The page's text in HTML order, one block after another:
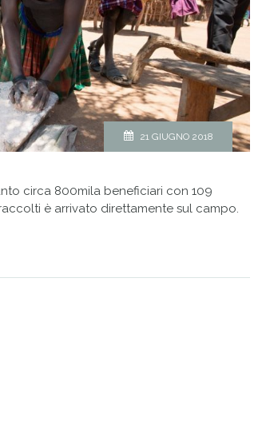
21 GIUGNO 2018
circa 800mila beneficiari con 109
è arrivato direttamente sul campo.